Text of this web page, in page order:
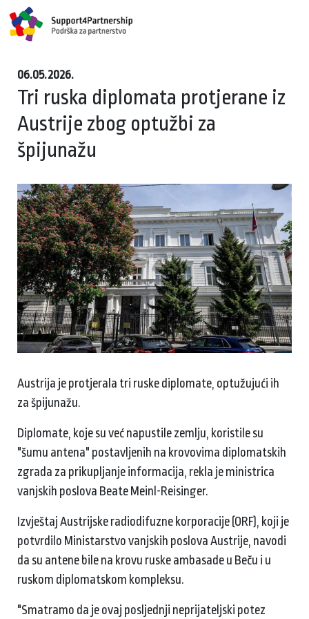
06.05.2026.
Tri ruska diplomata protjerane iz
Austrije zbog optužbi za
špijunažu
Austrija je protjerala tri ruske diplomate, optužujući ih
za špijunažu.
Diplomate, koje su već napustile zemlju, koristile su
"šumu antena" postavljenih na krovovima diplomatskih
zgrada za prikupljanje informacija, rekla je ministrica
vanjskih poslova Beate Meinl-Reisinger.
Izvještaj Austrijske radiodifuzne korporacije (ORF), koji je
potvrdilo Ministarstvo vanjskih poslova Austrije, navodi
da su antene bile na krovu ruske ambasade u Beču i u
ruskom diplomatskom kompleksu.
"Smatramo da je ovaj posljednji neprijateljski potez